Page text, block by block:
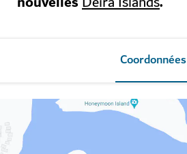
Coordonnées